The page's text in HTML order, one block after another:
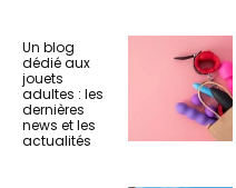
Un blog
dédié aux
jouets
adultes : les
dernières
news et les
actualités